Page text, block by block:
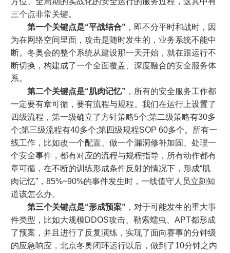
三个点非常关键。
第一个关键点是“平战结合” ，即不分平时和战时，因
为在网络空间里面，攻击是随时发生的，业务系统不能中
断。冬奥会的整个系统从建设那一天开始，就在跟运行不
断切换，构建成了一个全面覆盖、深度融合的安全服务体
系。
第二个关键点是“肌肉记忆” ，所有的安全服务工作都
一定要有章可循，要有流程与规程。我们在运行上设置了
四级流程，第一级确立了方针策略5个;第二级策略有30多
个;第三级流程有40多个;第四级规程SOP 60多个。所有一
线工作，比如改一个配置、做一个漏洞修补加固、处理一
个安全事件，都有对应的流程与规程指导，所有动作都有
章可循，在不断的训练形成条件反射的情况下，形成“肌
肉记忆”，85%~90%的事件发生时，一线值守人员立刻知
道该怎么办。
第三个关键点是“形成预案” ，对于可能发生的重大事
件类型，比如大规模DDOS攻击、勒索蠕虫、APT都形成
了预案，并且进行了反复演练，实现了面向赛事的分钟级
的应急响应，北京冬奥闭环运行以后，做到了10分钟之内